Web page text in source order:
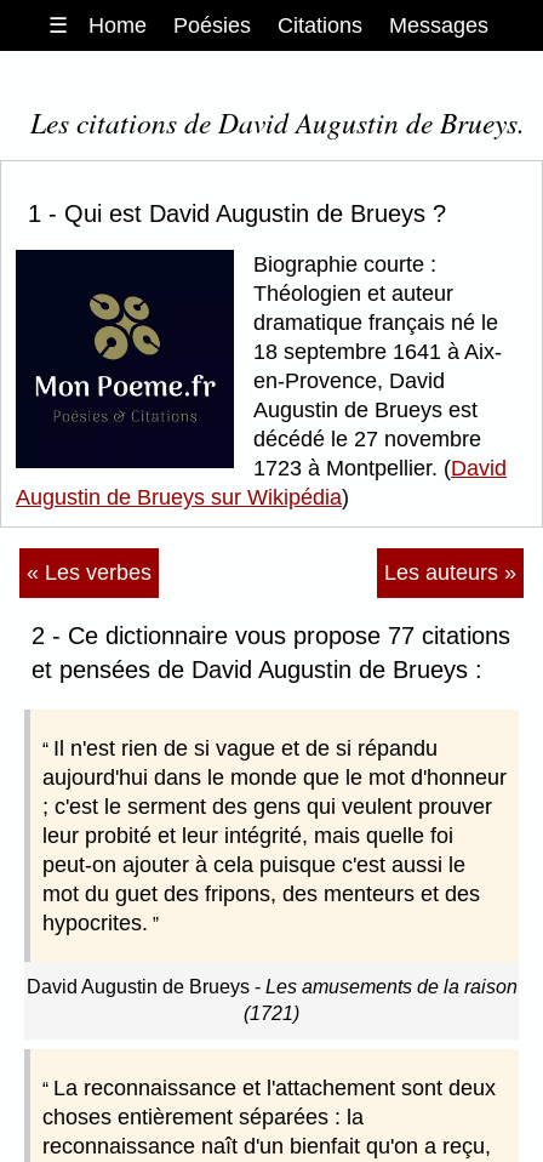
☰ Home Poésies Citations Messages
Les citations de David Augustin de Brueys.
1 - Qui est David Augustin de Brueys ?
Biographie courte :
Théologien et auteur
dramatique français né le
18 septembre 1641 à Aix-
en-Provence, David
Augustin de Brueys est
décédé le 27 novembre
1723 à Montpellier. (David
Augustin de Brueys sur Wikipédia)
« Les verbes Les auteurs »
2 - Ce dictionnaire vous propose 77 citations
et pensées de David Augustin de Brueys :
Il n'est rien de si vague et de si répandu
aujourd'hui dans le monde que le mot d'honneur
; c'est le serment des gens qui veulent prouver
leur probité et leur intégrité, mais quelle foi
peut-on ajouter à cela puisque c'est aussi le
mot du guet des fripons, des menteurs et des
hypocrites.
David Augustin de Brueys- Les amusements de la raison
(1721)
La reconnaissance et l'attachement sont deux
choses entièrement séparées : la
reconnaissance naît d'un bienfait qu'on a reçu,